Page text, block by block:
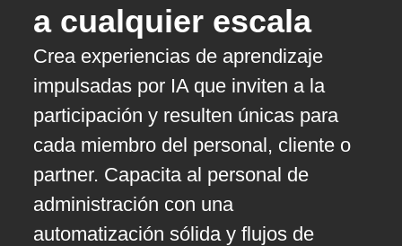
a cualquier escala
Crea experiencias de aprendizaje
impulsadas por IA que inviten a la
participación y resulten únicas para
cada miembro del personal, cliente o
partner. Capacita al personal de
administración con una
automatización sólida y flujos de